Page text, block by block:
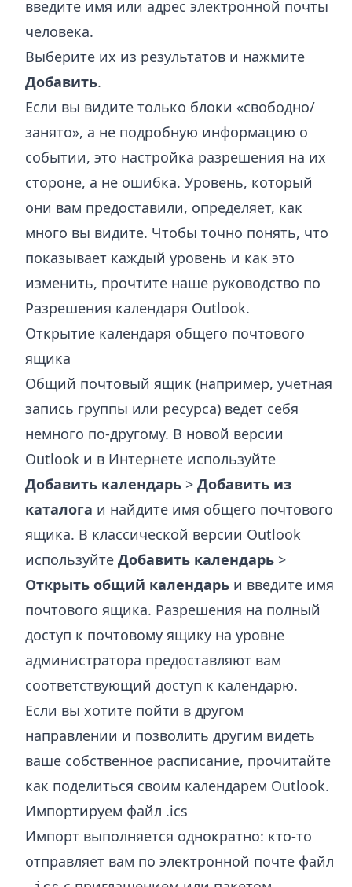
введите имя или адрес электронной почты
человека.
Выберите их из результатов и нажмите
Добавить.
Если вы видите только блоки «свободно/
занято», а не подробную информацию о
событии, это настройка разрешения на их
стороне, а не ошибка. Уровень, который
они вам предоставили, определяет, как
много вы видите. Чтобы точно понять, что
показывает каждый уровень и как это
изменить, прочтите наше руководство по
Разрешения календаря Outlook.
Открытие календаря общего почтового
ящика
Общий почтовый ящик (например, учетная
запись группы или ресурса) ведет себя
немного по-другому. В новой версии
Outlook и в Интернете используйте
Добавить календарь > Добавить из
каталога и найдите имя общего почтового
ящика. В классической версии Outlook
используйте Добавить календарь >
Открыть общий календарь и введите имя
почтового ящика. Разрешения на полный
доступ к почтовому ящику на уровне
администратора предоставляют вам
соответствующий доступ к календарю.
Если вы хотите пойти в другом
направлении и позволить другим видеть
ваше собственное расписание, прочитайте
как поделиться своим календарем Outlook.
Импортируем файл .ics
Импорт выполняется однократно: кто-то
отправляет вам по электронной почте файл